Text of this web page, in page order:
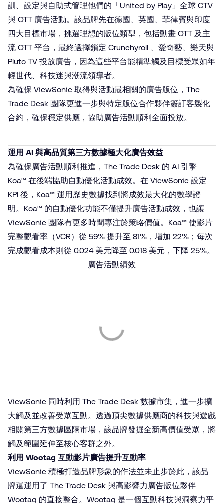
訓、設定與自助式管理他們的「United by Play」全球 CTV
與 OTT 廣告活動。該品牌先在德國、英國、菲律賓與印度
四大目標市場，挑選理想的版位類型，包括動畫 OTT 及主
流 OTT 平台，最終選擇鎖定 Crunchyroll 、愛奇藝、樂天與
Pluto TV 投放廣告，因為這些平台能精準觸及目標受眾如年
輕世代、科技迷與潮流領導者。
為確保 ViewSonic 取得與活動最相關的廣告版位，The
Trade Desk 團隊更進一步與特定版位合作夥伴簽訂客製化
合約，確保穩定供應，協助廣告活動順利全面投放。
運用 AI 與高品質第三方數據極大化廣告效益
為確保廣告活動順利推進，The Trade Desk 的 AI 引擎
Koa™ 在後端協助自動優化活動成效。在 ViewSonic 設定
KPI 後，Koa™ 運用歷史數據找到將成效最大化的數學證
明。Koa™ 的自動優化功能不僅提升廣告活動成效，也讓
ViewSonic 團隊有更多時間專注於策略價值。Koa™ 使影片
完整觀看率（VCR）從 59% 提升至 81%，增加 22%；每次
完成觀看成本則從 0.024 美元降至 0.018 美元，下降 25%。
廣告活動績效
ViewSonic 同時利用 The Trade Desk 數據市集，進一步擴
大觸及並改善受眾互動。透過頂尖數據供應商的科技與遊戲
相關第三方數據區隔市場，該品牌發掘全新高價值受眾，將
觸及範圍延伸至核心客群之外。
利用 Wootag 互動影片廣告提升互動率
ViewSonic 積極打造品牌形象的作法並未止步於此，該品
牌還運用了 The Trade Desk 與高影響力廣告版位夥伴
Wootag 的直接整合。Wootag 是一個互動科技與洞察力平